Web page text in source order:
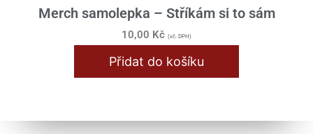
Merch samolepka – Stříkám si to sám
10,00 Kč (vč. DPH)
Přidat do košíku